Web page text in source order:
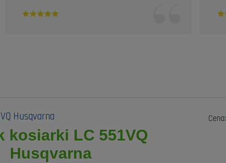
Husqvarna
kosiarki LC 551VQ
Husqvarna
Cena: